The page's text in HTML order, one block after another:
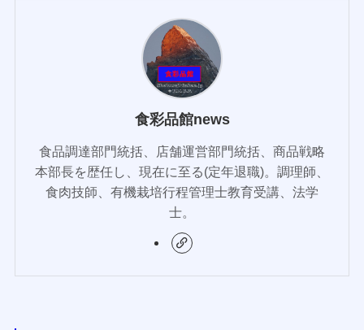
食彩品館news
食品調達部門統括、店舗運営部門統括、商品戦略
本部長を歴任し、現在に至る(定年退職)。調理師、
食肉技師、有機栽培行程管理士教育受講、法学
士。